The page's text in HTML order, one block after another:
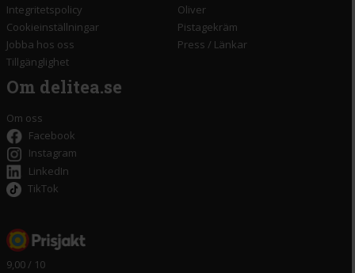
Integritetspolicy
Cookieinställningar
Jobba hos oss
Tillgänglighet
Oliver
Pistagekräm
Press / Länkar
Om delitea.se
Om oss
Facebook
Instagram
LinkedIn
TikTok
9,00 / 10